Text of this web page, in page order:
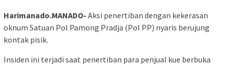
Harimanado.MANADO- Aksi penertiban dengan kekerasan
oknum Satuan Pol Pamong Pradja (Pol PP) nyaris berujung
kontak pisik.
Insiden ini terjadi saat penertiban para penjual kue berbuka